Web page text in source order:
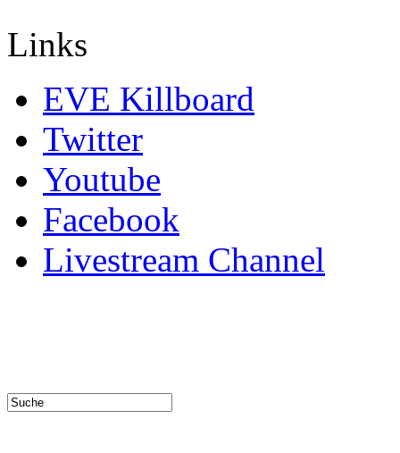
Links
EVE Killboard
Twitter
Youtube
Facebook
Livestream Channel